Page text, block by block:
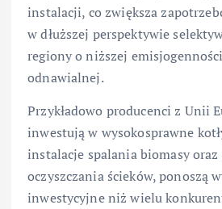
instalacji, co zwiększa
w dłuższej perspektywie
regiony o niższej
odnawialnej.
Przykładowo producenci z Unii
inwestują w wysokosprawne
instalacje spalania biomasy oraz
oczyszczania ścieków, ponoszą
inwestycyjne niż wielu